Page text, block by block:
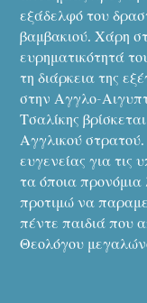
εξάδελφό του
βαμβακιού. Χάρη
ευρηματικότητά
τη διάρκεια της
στην Αγγλο-
Τσαλίκης
Αγγλικού
ευγενείας για τις
τα όποια προνόμια
προτιμώ να
πέντε παιδιά που
Θεολόγου